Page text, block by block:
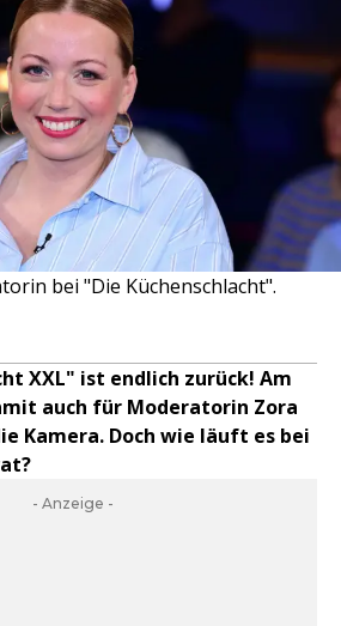
bei "Die Küchenschlacht".
XXL" ist endlich zurück! Am
auch für Moderatorin Zora
Kamera. Doch wie läuft es bei
- Anzeige -